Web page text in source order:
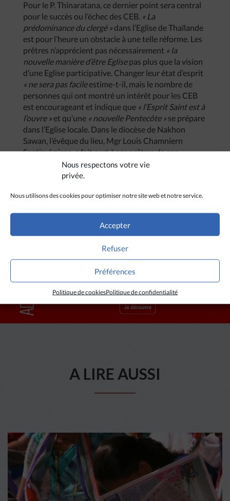
Nous respectons votre vie
privée.
Nous utilisons des cookies pour optimiser notre site web et notre service.
Accepter
Refuser
Préférences
Politique de cookiesPolitique de confidentialité
Pour le P. Thinaratana, ce dernier point sera central
pour le succès ou l’échec des CEB. « La
prédominance du clergé » dans l’Eglise de Thaïlande
est pour l’heure un obstacle à une telle réforme. Les
prêtres n’apprécient pas nécessairement « la
nouvelle manière d’être Eglisepas plus que la vision
d’une Eglise participative. Changer leur état d’esprit
« ne sera pas facileestime-t-il, mais le nombre de
personnes qui ont montré un intérêt pour les CEB
est encourageant et indique que « l’Esprit Saint est à
l’ouvre » et qu’une « nouvelle Pentecôte » se prépare
dans l’Eglise locale. Dans le diocèse de Nakhon
Sawan, l’évêque du lieu, Mgr Louis Chamniern
Santisukniran, a fait part à ses prêtres de son
intention de vouloir lancer dans son diocèse cette
pastorale fondée sur les communautés ecclésiales
A LIRE AUSSI